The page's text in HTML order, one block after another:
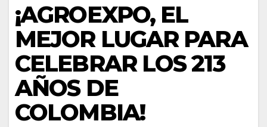
¡AGROEXPO, EL
MEJOR LUGAR PARA
CELEBRAR LOS 213
AÑOS DE
COLOMBIA!